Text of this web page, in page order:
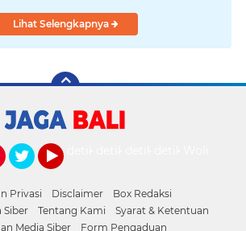
Lihat Selengkapnya
Privasi Disclaimer
Box Redaksi
Siber
Tentang Kami
Syarat & Ketentuan
Media Siber
Form Pengaduan